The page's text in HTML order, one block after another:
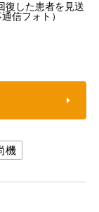
復した患者を見送
信フォト）
機